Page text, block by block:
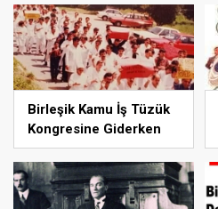
cemaat evlerinde ya da
okullarından koparılarak
parababalarına ucuz iş
gücü sağlayan MESEM
lerde katlediliyorlar.
Birleşik Kamu İş Tüzük
Kongresine Giderken